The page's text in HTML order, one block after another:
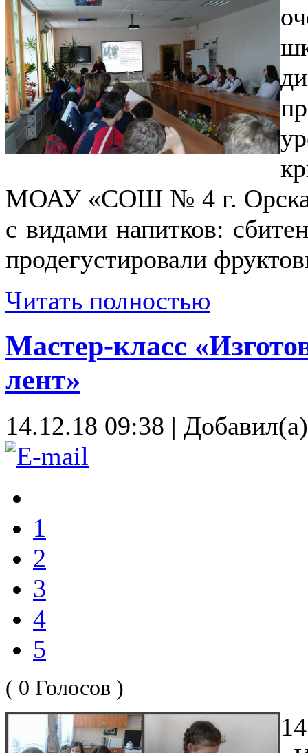
МОАУ «СОШ № 4 г.
с видами напитков:
продегустировали
Читать полностью
Мастер-класс
лент»
14.12.18 09:38 |
1
2
3
4
5
( 0 Голосов )